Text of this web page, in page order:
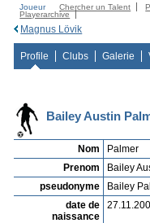
Joueur Chercher un Talent
Playerarchive
Magnus Lövik
Profile Clubs Galerie
Bailey Austin
Nom
Palmer
Prenom
Bailey
pseudonyme
Bailey
date de
naissance